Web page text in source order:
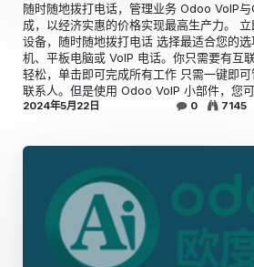
随时随地拨打电话，管理业务 Odoo VoIP
成，以经济实惠的价格实现最高生产力。
设备，随时随地拨打电话 选择最适合您的
机、平板电脑或 VoIP 电话。你只需要有互
轻松，单击即可完成所有工作 只需一键即
联系人。但是使用 Odoo VoIP 小部件，您
2024年5月22日 0 7145